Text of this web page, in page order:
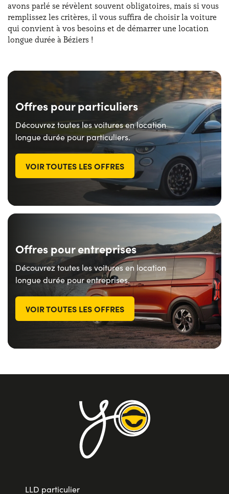
avons parlé se révèlent souvent obligatoires, mais si vous
remplissez les critères, il vous suffira de choisir la voiture
qui convient à vos besoins et de démarrer une location
longue durée à Béziers !
Offres pour particuliers
Découvrez toutes les voitures en location
longue durée pour particuliers.
VOIR TOUTES LES OFFRES
Offres pour entreprises
Découvrez toutes les voitures en location
longue durée pour entreprises.
VOIR TOUTES LES OFFRES
LLD particulier